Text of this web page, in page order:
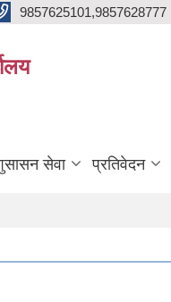
9857625101,9857628777
सेवा प्रतिवेदन